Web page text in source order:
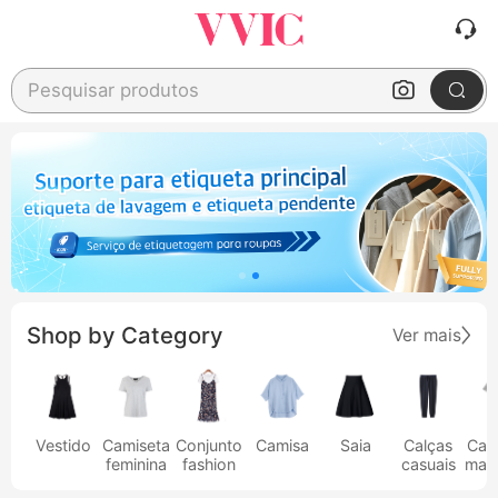
Pesquisar produtos
Shop by Category Ver mais
Vestido
Camiseta
feminina
Conjunto
fashion
Camisa Saia
Calças
casuais